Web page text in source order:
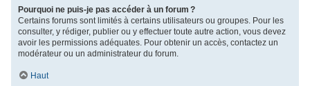
Pourquoi ne puis-je pas accéder à un forum ?
Certains forums sont limités à certains utilisateurs ou groupes. Pour les
consulter, y rédiger, publier ou y effectuer toute autre action, vous devez
avoir les permissions adéquates. Pour obtenir un accès, contactez un
modérateur ou un administrateur du forum.
Haut